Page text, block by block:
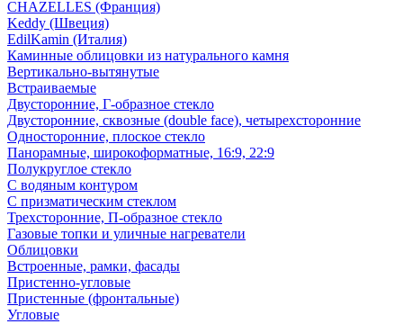
CHAZELLES (Франция)
Keddy (Швеция)
EdilKamin (Италия)
Каминные облицовки из натурального камня
Вертикально-вытянутые
Встраиваемые
Двусторонние, Г-образное стекло
Двусторонние, сквозные (double face), четырехсторонние
Односторонние, плоское стекло
Панорамные, широкоформатные, 16:9, 22:9
Полукруглое стекло
С водяным контуром
С призматическим стеклом
Трехсторонние, П-образное стекло
Газовые топки и уличные нагреватели
Облицовки
Встроенные, рамки, фасады
Пристенно-угловые
Пристенные (фронтальные)
Угловые